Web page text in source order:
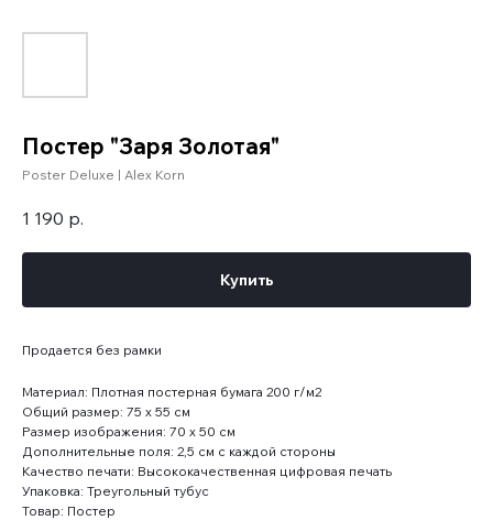
Постер "Заря Золотая"
Poster Deluxe | Alex Korn
1 190 р.
Купить
Продается без рамки
Материал: Плотная постерная бумага 200 г/м2
Общий размер: 75 x 55 см
Размер изображения: 70 x 50 см
Дополнительные поля: 2,5 см с каждой стороны
Качество печати: Высококачественная цифровая печать
Упаковка: Треугольный тубус
Товар: Постер